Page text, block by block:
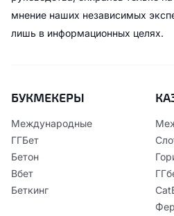
мнение наших независимых
лишь в информационных целях.
БУКМЕКЕРЫ
Международные
ГГБет
Бетон
Вбет
Беткинг